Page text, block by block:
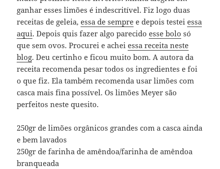
ganhar esses limões é indescritível. Fiz logo duas
receitas de geleia,essa de sempre e depois testeiessa
aqui. Depois quis fazer algo parecidoesse bolo só
que sem ovos. Procurei e acheiessa receita neste
blog. Deu certinho e ficou muito bom. A autora da
receita recomenda pesar todos os ingredientes e foi
o que fiz. Ela também recomenda usar limões com
casca mais fina possível. Os limões Meyer são
perfeitos neste quesito.
250gr de limões orgânicos grandes com a casca ainda
e bem lavados
250gr de farinha de amêndoa/farinha de amêndoa
branqueada